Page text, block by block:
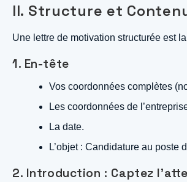
II. Structure et
Une lettre de motivation structurée est
1. En-tête
Vos coordonnées complètes
Les coordonnées de
La date.
L’objet : Candidature au poste
2. Introduction : Captez